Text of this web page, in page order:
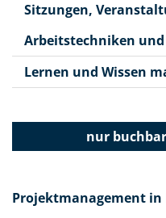
Sitzungen,
Arbeitstechniken
Lernen und Wissen
nur
Projektmanagement